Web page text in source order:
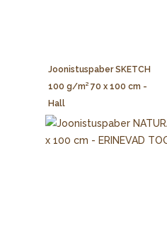
Joonistuspaber SKETCH
100 g/m² 70 x 100 cm -
Hall